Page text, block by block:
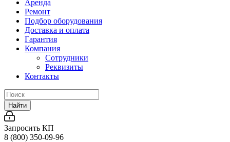
Аренда
Ремонт
Подбор оборудования
Доставка и оплата
Гарантия
Компания
Сотрудники
Реквизиты
Контакты
Найти
Запросить КП
8 (800) 350-09-96